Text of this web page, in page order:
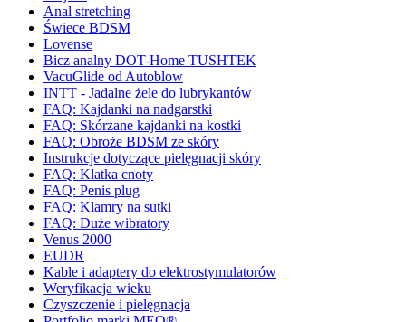
Anal stretching
Świece BDSM
Lovense
Bicz analny DOT-Home TUSHTEK
VacuGlide od Autoblow
INTT - Jadalne żele do lubrykantów
FAQ: Kajdanki na nadgarstki
FAQ: Skórzane kajdanki na kostki
FAQ: Obroże BDSM ze skóry
Instrukcje dotyczące pielęgnacji skóry
FAQ: Klatka cnoty
FAQ: Penis plug
FAQ: Klamry na sutki
FAQ: Duże wibratory
Venus 2000
EUDR
Kable i adaptery do elektrostymulatorów
Weryfikacja wieku
Czyszczenie i pielęgnacja